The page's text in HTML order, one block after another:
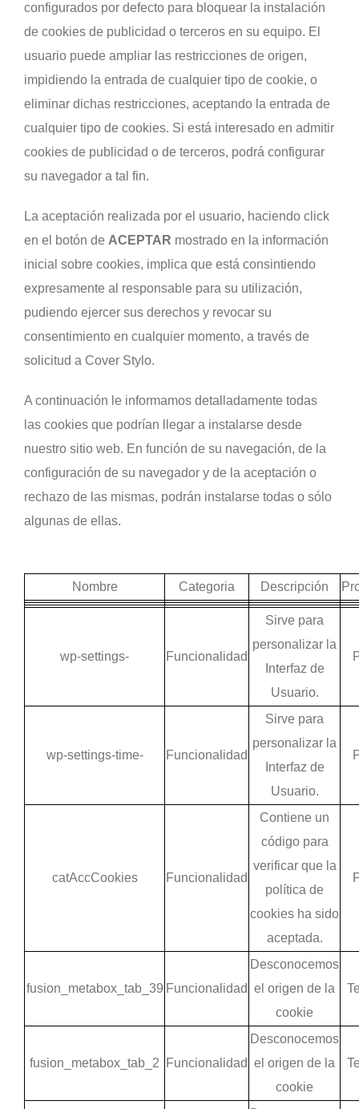
configurados por defecto para bloquear la instalación
de cookies de publicidad o terceros en su equipo. El
usuario puede ampliar las restricciones de origen,
impidiendo la entrada de cualquier tipo de cookie, o
eliminar dichas restricciones, aceptando la entrada de
cualquier tipo de cookies. Si está interesado en admitir
cookies de publicidad o de terceros, podrá configurar
su navegador a tal fin.
La aceptación realizada por el usuario, haciendo click
en el botón de ACEPTAR mostrado en la información
inicial sobre cookies, implica que está consintiendo
expresamente al responsable para su utilización,
pudiendo ejercer sus derechos y revocar su
consentimiento en cualquier momento, a través de
solicitud a Cover Stylo.
A continuación le informamos detalladamente todas
las cookies que podrían llegar a instalarse desde
nuestro sitio web. En función de su navegación, de la
configuración de su navegador y de la aceptación o
rechazo de las mismas, podrán instalarse todas o sólo
algunas de ellas.
Nombre Categoria Descripción
wp-settings- Funcionalidad
Sirve para
personalizar la
Interfaz de
Usuario.
wp-settings-time- Funcionalidad
Sirve para
personalizar la
Interfaz de
Usuario.
catAccCookies Funcionalidad
Contiene un
código para
verificar que la
política de
cookies ha sido
aceptada.
fusion_metabox_tab_39 Funcionalidad
Desconocemos
el origen de la
cookie
fusion_metabox_tab_2 Funcionalidad
Desconocemos
el origen de la
cookie